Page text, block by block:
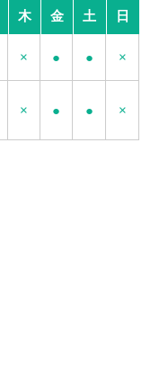
木 金 土 日
× ● ● ×
× ● ● ×